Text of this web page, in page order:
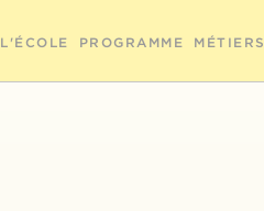
L'ÉCOLE PROGRAMME MÉTIERS